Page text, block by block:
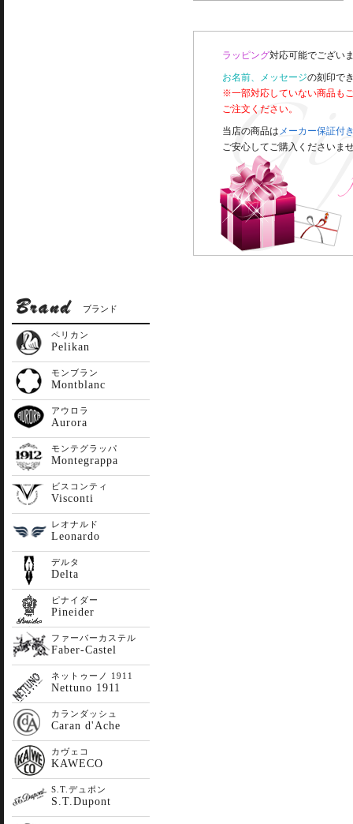
ラッピング対応可能でござい
お名前、メッセージの刻印で
※一部対応していない商品も
ご注文ください。
当店の商品は メーカー保証付
ご安心してご購入くださいま
ブランド
ペリカン
Pelikan
モンブラン
Montblanc
アウロラ
Aurora
モンテグラッパ
Montegrappa
ビスコンティ
Visconti
レオナルド
Leonardo
デルタ
Delta
ピナイダー
Pineider
ファーバーカステル
Faber-Castel
ネットゥーノ 1911
Nettuno 1911
カランダッシュ
Caran d'Ache
カヴェコ
KAWECO
S.T.デュポン
S.T.Dupont